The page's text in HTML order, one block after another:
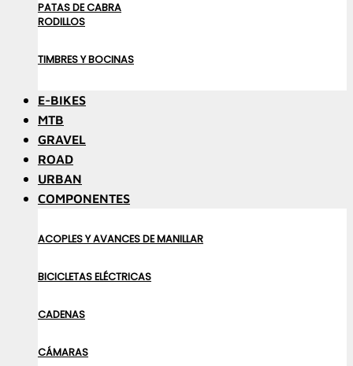
PATAS DE CABRA
RODILLOS
TIMBRES Y BOCINAS
E-BIKES
MTB
GRAVEL
ROAD
URBAN
COMPONENTES
ACOPLES Y AVANCES DE MANILLAR
BICICLETAS ELÉCTRICAS
CADENAS
CÁMARAS